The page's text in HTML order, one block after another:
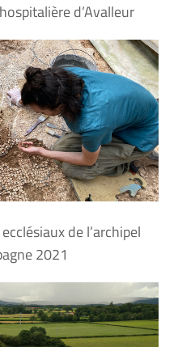
d’Avalleur
de l’archipel
2021